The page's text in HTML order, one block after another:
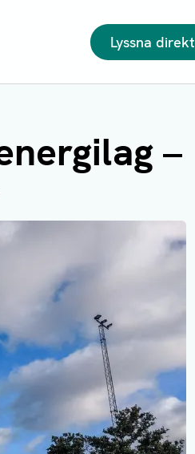
Lyssna direkt
–